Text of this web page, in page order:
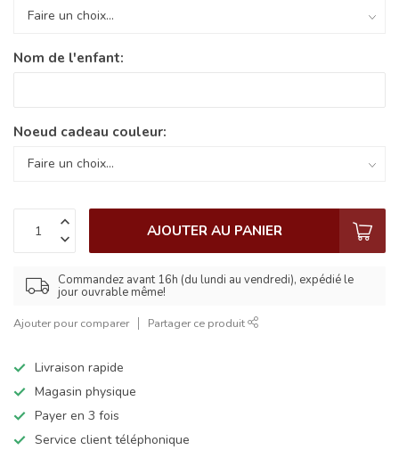
Nom de l'enfant:
Noeud cadeau couleur:
AJOUTER AU PANIER
Commandez avant 16h (du lundi au vendredi), expédié le
jour ouvrable même!
Ajouter pour comparer Partager ce produit
Livraison rapide
Magasin physique
Payer en 3 fois
Service client téléphonique